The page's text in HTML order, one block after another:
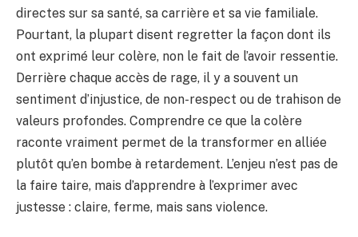
directes sur sa santé, sa carrière et sa vie familiale.
Pourtant, la plupart disent regretter la façon dont ils
ont exprimé leur colère, non le fait de l’avoir ressentie.
Derrière chaque accès de rage, il y a souvent un
sentiment d’injustice, de non-respect ou de trahison de
valeurs profondes. Comprendre ce que la colère
raconte vraiment permet de la transformer en alliée
plutôt qu’en bombe à retardement. L’enjeu n’est pas de
la faire taire, mais d’apprendre à l’exprimer avec
justesse : claire, ferme, mais sans violence.